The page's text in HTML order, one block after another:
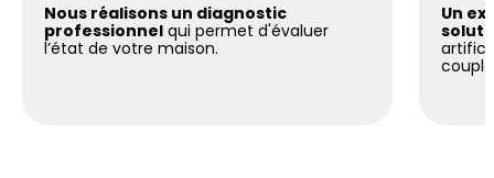
Nous réalisons un diagnostic
professionnel qui permet d'évaluer
l’état de votre maison.
Un